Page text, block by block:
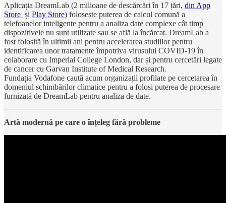
Aplicația DreamLab (2 milioane de descărcări în 17 țări, din App
Store și Play Store) folosește puterea de calcul comună a
telefoanelor inteligente pentru a analiza date complexe cât timp
dispozitivele nu sunt utilizate sau se află la încărcat. DreamLab a
fost folosită în ultimii ani pentru accelerarea studiilor pentru
identificarea unor tratamente împotriva virusului COVID-19 în
colaborare cu Imperial College London, dar și pentru cercetări legate
de cancer cu Garvan Institute of Medical Research.
Fundația Vodafone caută acum organizații profilate pe cercetarea în
domeniul schimbărilor climatice pentru a folosi puterea de procesare
furnizată de DreamLab pentru analiza de date.
Artă modernă pe care o înțeleg fără probleme